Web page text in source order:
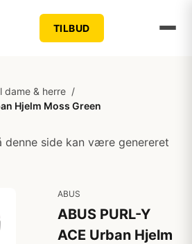
TILBUD
dame & herre /
Hjelm Moss Green
denne side kan være genereret
ABUS
ABUS PURL-Y
ACE Urban Hjelm